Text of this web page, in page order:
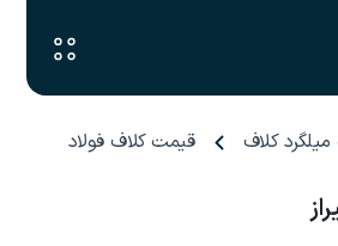
کلاف قیمت کلاف فولاد شیراز